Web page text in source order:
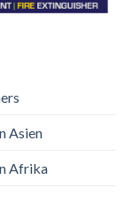
Asien
Afrika